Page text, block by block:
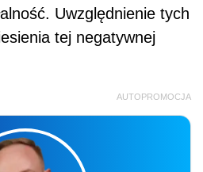
Uwzględnienie tych
tej negatywnej
AUTOPROMOCJA